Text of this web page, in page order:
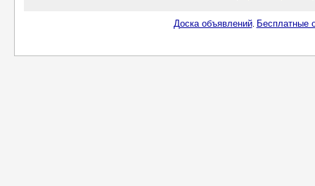
Доска объявлений. Бесплатные